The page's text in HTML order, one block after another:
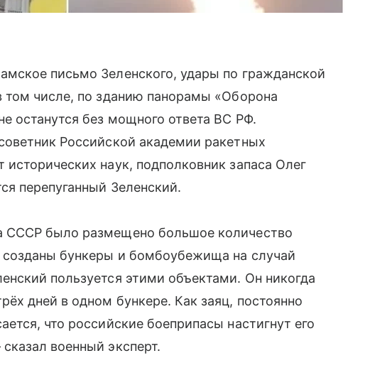
письмо Зеленского, удары по гражданской
том числе, по зданию панорамы «Оборона
останутся без мощного ответа ВС РФ.
Российской академии ракетных
исторических наук, подполковник запаса Олег
перепуганный Зеленский.
СССР было размещено большое количество
бункеры и бомбоубежища на случай
пользуется этими объектами. Он никогда
дней в одном бункере. Как заяц, постоянно
что российские боеприпасы настигнут его
военный эксперт.